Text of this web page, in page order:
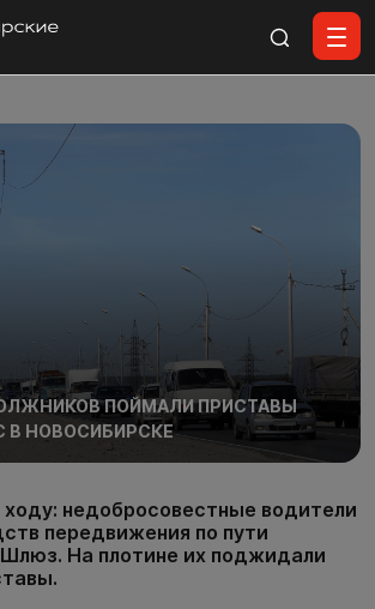
ПОЙМАЛИ ПРИСТАВЫ
В НОВОСИБИРСКЕ
недобросовестные водители
передвижения по пути
На плотине их поджидали